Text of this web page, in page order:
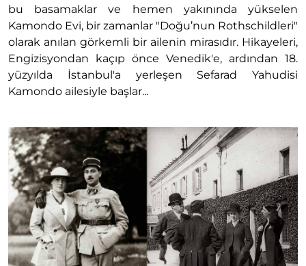
bu basamaklar ve hemen yakınında yükselen
Kamondo Evi, bir zamanlar "Doğu’nun Rothschildleri"
olarak anılan görkemli bir ailenin mirasıdır. Hikayeleri,
Engizisyondan kaçıp önce Venedik'e, ardından 18.
yüzyılda İstanbul'a yerleşen Sefarad Yahudisi
Kamondo ailesiyle başlar...